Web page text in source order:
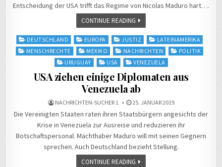
Entscheidung der USA trifft das Regime von Nicolas Maduro hart….
CONTINUE READING
Posted
in
DEUTSCHLAND EUROPA JUSTIZ
LATEINAMERIKA
MENSCHRECHTE
MEXIKO NACHRICHTEN
POLITIK
URUGUAY
USA VENEZUELA
USA ziehen einige Diplomaten aus
Venezuela ab
NACHRICHTEN-SUCHER 1 25. JANUAR 2019
Die Vereinigten Staaten raten ihren Staatsbürgern angesichts der
Krise in Venezuela zur Ausreise und reduzieren ihr
Botschaftspersonal. Machthaber Maduro will mit seinen Gegnern
sprechen. Auch Deutschland bezieht Stellung.
CONTINUE READING